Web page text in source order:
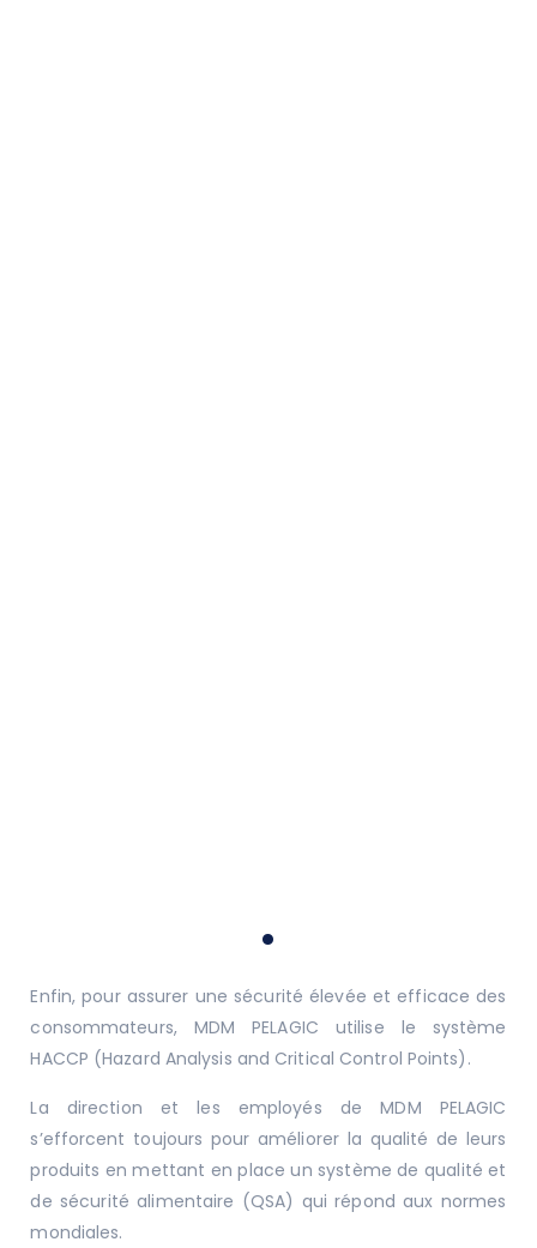
.
Enfin, pour assurer une sécurité élevée et efficace des
consommateurs, MDM PELAGIC utilise le système
HACCP (Hazard Analysis and Critical Control Points).
La direction et les employés de MDM PELAGIC
s’efforcent toujours pour améliorer la qualité de leurs
produits en mettant en place un système de qualité et
de sécurité alimentaire (QSA) qui répond aux normes
mondiales.